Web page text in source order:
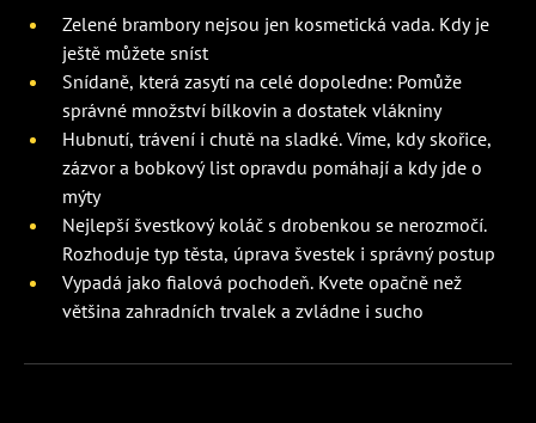
Zelené brambory nejsou jen kosmetická vada. Kdy je
ještě můžete sníst
Snídaně, která zasytí na celé dopoledne: Pomůže
správné množství bílkovin a dostatek vlákniny
Hubnutí, trávení i chutě na sladké. Víme, kdy skořice,
zázvor a bobkový list opravdu pomáhají a kdy jde o
mýty
Nejlepší švestkový koláč s drobenkou se nerozmočí.
Rozhoduje typ těsta, úprava švestek i správný postup
Vypadá jako fialová pochodeň. Kvete opačně než
většina zahradních trvalek a zvládne i sucho